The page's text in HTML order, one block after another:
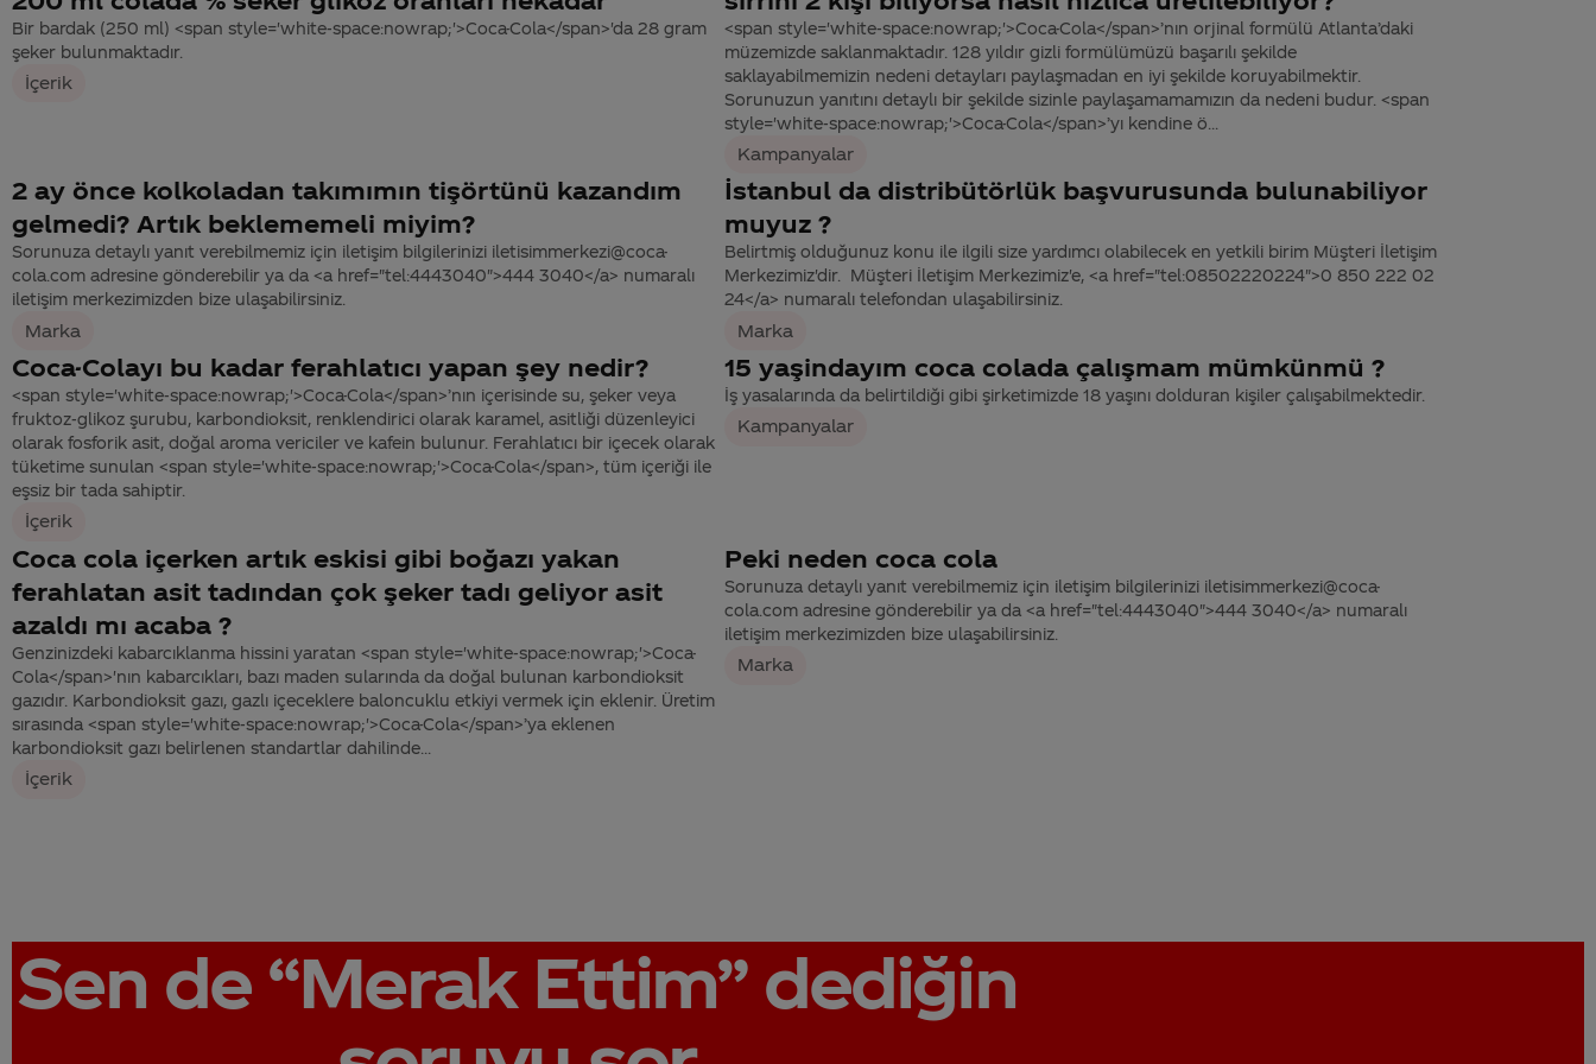
Bir bardak (250 ml) <span style='white-space:nowrap;'>Coca-Cola</span>'da 28 gram
şeker bulunmaktadır.
İçerik
<span style='white-space:nowrap;'>Coca-Cola</span>’nın orjinal formülü Atlanta’daki
müzemizde saklanmaktadır. 128 yıldır gizli formülümüzü başarılı şekilde
saklayabilmemizin nedeni detayları paylaşmadan en iyi şekilde koruyabilmektir.
Sorunuzun yanıtını detaylı bir şekilde sizinle paylaşamamamızın da nedeni budur. <span
style='white-space:nowrap;'>Coca-Cola</span>’yı kendine ö...
Kampanyalar
2 ay önce kolkoladan takımımın tişörtünü kazandım
gelmedi? Artık beklememeli miyim?
Sorunuza detaylı yanıt verebilmemiz için iletişim bilgilerinizi iletisimmerkezi@coca-
cola.com adresine gönderebilir ya da <a href="tel:4443040">444 3040</a> numaralı
iletişim merkezimizden bize ulaşabilirsiniz.
Marka
İstanbul da distribütörlük başvurusunda bulunabiliyor
muyuz ?
Belirtmiş olduğunuz konu ile ilgili size yardımcı olabilecek en yetkili birim Müşteri İletişim
Merkezimiz'dir. Müşteri İletişim Merkezimiz'e, <a href="tel:08502220224">0 850 222 02
24</a> numaralı telefondan ulaşabilirsiniz.
Marka
Coca-Colayı bu kadar ferahlatıcı yapan şey nedir?
<span style='white-space:nowrap;'>Coca-Cola</span>’nın içerisinde su, şeker veya
fruktoz-glikoz şurubu, karbondioksit, renklendirici olarak karamel, asitliği düzenleyici
olarak fosforik asit, doğal aroma vericiler ve kafein bulunur. Ferahlatıcı bir içecek olarak
tüketime sunulan <span style='white-space:nowrap;'>Coca-Cola</span>, tüm içeriği ile
eşsiz bir tada sahiptir.
İçerik
15 yaşindayım coca colada çalışmam mümkünmü ?
İş yasalarında da belirtildiği gibi şirketimizde 18 yaşını dolduran kişiler çalışabilmektedir.
Kampanyalar
Coca cola içerken artık eskisi gibi boğazı yakan
ferahlatan asit tadından çok şeker tadı geliyor asit
azaldı mı acaba ?
Genzinizdeki kabarcıklanma hissini yaratan <span style='white-space:nowrap;'>Coca-
Cola</span>'nın kabarcıkları, bazı maden sularında da doğal bulunan karbondioksit
gazıdır. Karbondioksit gazı, gazlı içeceklere baloncuklu etkiyi vermek için eklenir. Üretim
sırasında <span style='white-space:nowrap;'>Coca-Cola</span>’ya eklenen
karbondioksit gazı belirlenen standartlar dahilinde...
İçerik
Peki neden coca cola
Sorunuza detaylı yanıt verebilmemiz için iletişim bilgilerinizi iletisimmerkezi@coca-
cola.com adresine gönderebilir ya da <a href="tel:4443040">444 3040</a> numaralı
iletişim merkezimizden bize ulaşabilirsiniz.
Marka
Sen de “Merak Ettim”dediğin